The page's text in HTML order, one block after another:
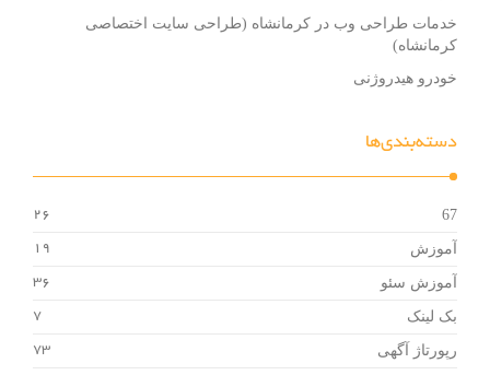
خدمات طراحی وب در کرمانشاه (طراحی سایت اختصاصی
کرمانشاه)
خودرو هیدروژنی
دسته‌بندی‌ها
67
26
آموزش 19
آموزش سئو 36
بک لینک 7
رپورتاژ آگهی 73